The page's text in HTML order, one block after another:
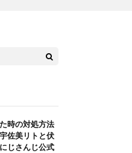
時の対処方法
佐美リトと伏
じさんじ公式